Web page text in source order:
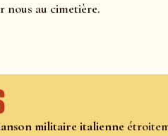
nous au cimetière.
militaire italienne